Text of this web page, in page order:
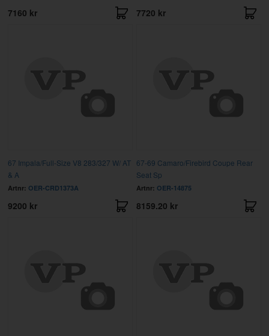
7160 kr 7720 kr
67 Impala/Full-Size V8 283/327 W/ AT
& A
Artnr: OER-CRD1373A
9200 kr
67-69 Camaro/Firebird Coupe Rear
Seat Sp
Artnr: OER-14875
8159.20 kr